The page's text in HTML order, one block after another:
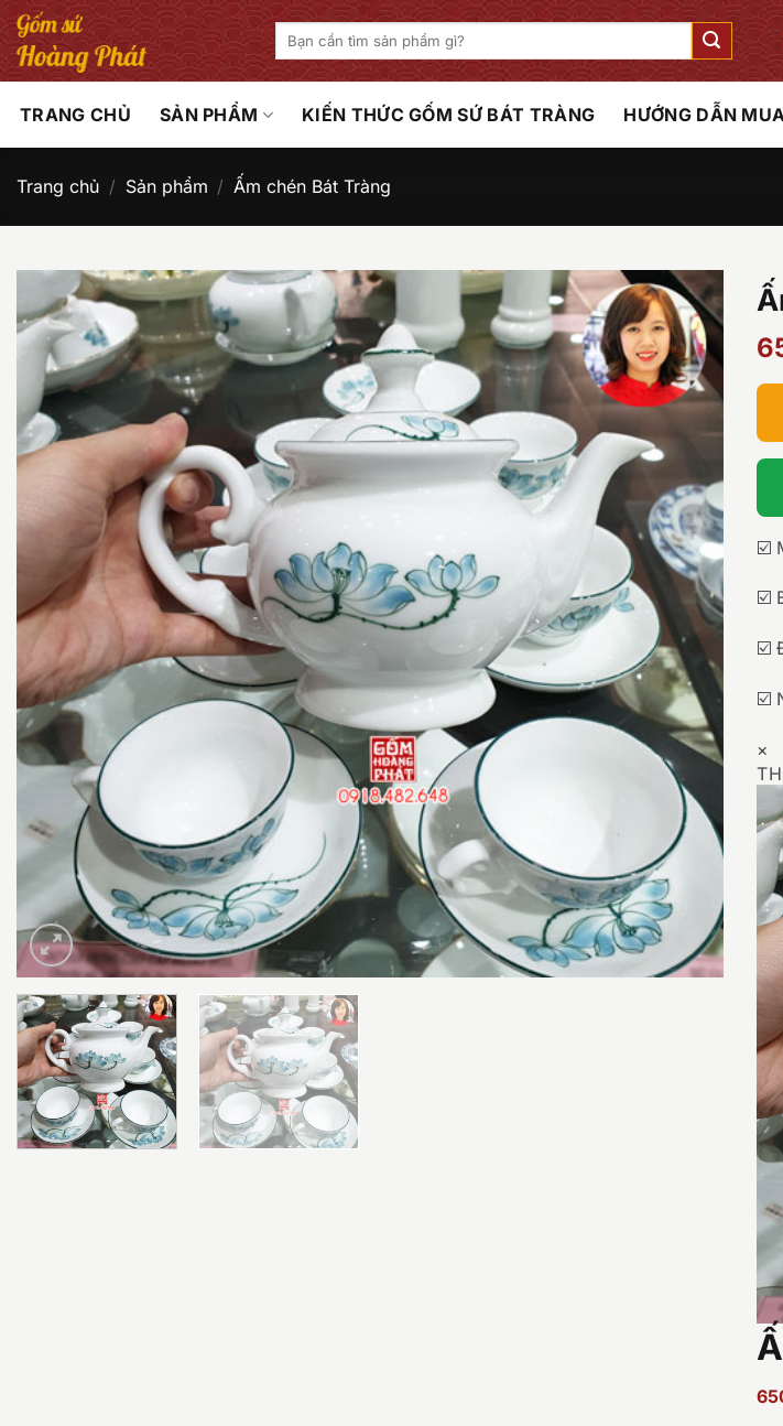
Bỏ
qua
nội
Tìm
kiếm:
TRANG CHỦ SẢN PHẨM KIẾN THỨC GỐM SỨ BÁT TRÀNG HƯỚNG DẪN
Trang chủ / Sản phẩm / Ấm chén Bát Tràng
☑️
☑️
☑️
☑️
×